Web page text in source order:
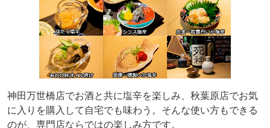
神田万世橋店でお酒と共に塩辛を楽しみ、秋葉原店でお気
に入りを購入して自宅でも味わう。そんな使い方もできる
のが、専門店ならではの楽しみ方です。